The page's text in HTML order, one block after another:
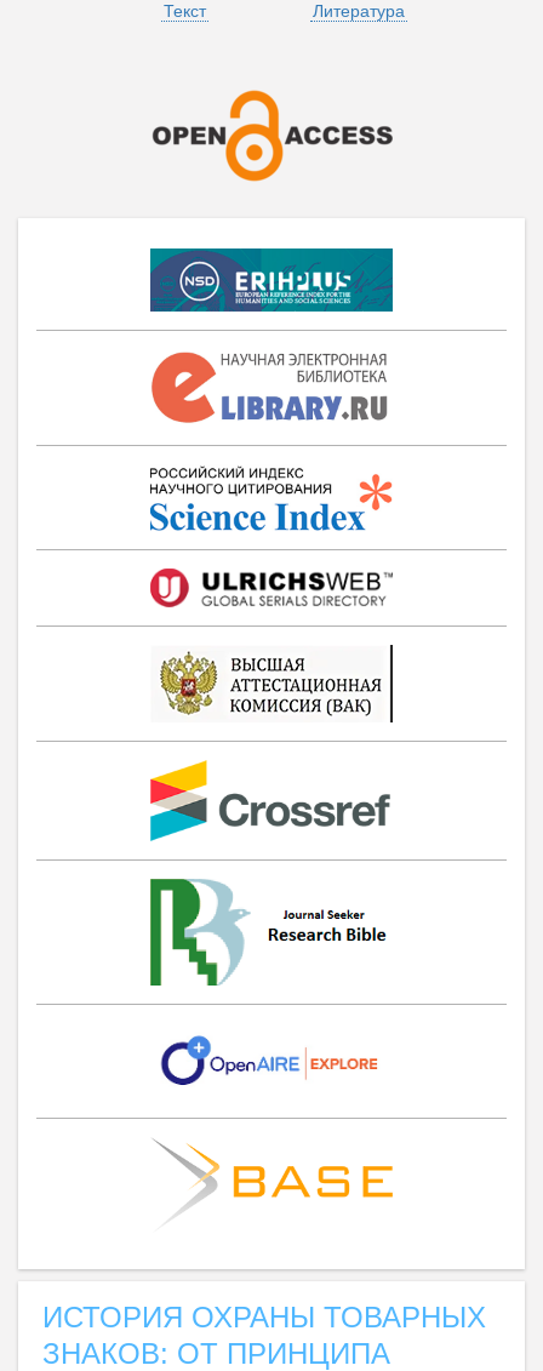
Текст
Литература
ИСТОРИЯ ОХРАНЫ ТОВАРНЫХ
ЗНАКОВ: ОТ ПРИНЦИПА